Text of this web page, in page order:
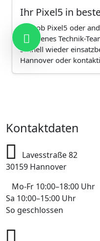
Ihr Pixel5 in
Egal ob Pixel5 oder
erfahrenes Technik-
schnell wieder
Hannover oder
Kontaktdaten
Lavesstraße 82
30159 Hannover
Mo-Fr 10:00–18:00 Uhr
Sa 10:00–15:00 Uhr
So geschlossen